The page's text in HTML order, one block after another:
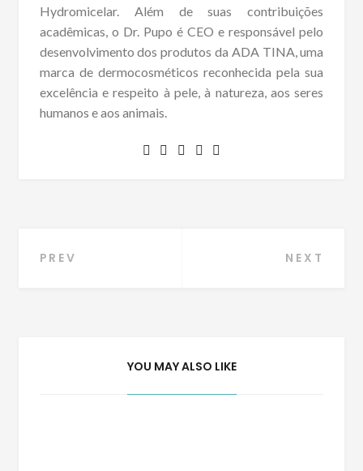
Hydromicelar. Além de suas contribuições
acadêmicas, o Dr. Pupo é CEO e responsável pelo
desenvolvimento dos produtos da ADA TINA, uma
marca de dermocosméticos reconhecida pela sua
excelência e respeito à pele, à natureza, aos seres
humanos e aos animais.
Navegação
PREV NEXT
YOU MAY ALSO LIKE